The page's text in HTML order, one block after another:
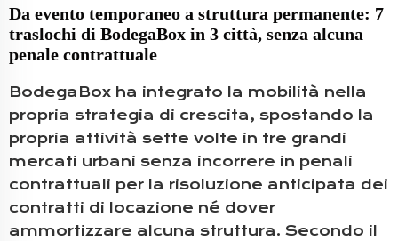
Da evento temporaneo a struttura permanente: 7
traslochi di BodegaBox in 3 città, senza alcuna
penale contrattuale
BodegaBox ha integrato la mobilità nella
propria strategia di crescita, spostando la
propria attività sette volte in tre grandi
mercati urbani senza incorrere in penali
contrattuali per la risoluzione anticipata dei
contratti di locazione né dover
ammortizzare alcuna struttura. Secondo il